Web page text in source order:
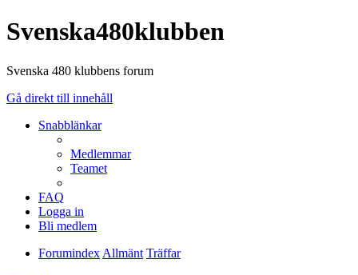
Svenska480klubben
Svenska 480 klubbens forum
Gå direkt till innehåll
Snabblänkar
Medlemmar
Teamet
FAQ
Logga in
Bli medlem
Forumindex Allmänt Träffar